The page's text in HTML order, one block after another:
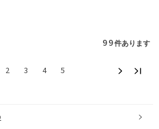
99件あります
2 3 4 5